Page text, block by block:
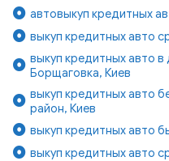
автовыкуп кредитных
выкуп кредитных авто
выкуп кредитных авто
Борщаговка, Киев
выкуп кредитных авто
район, Киев
выкуп кредитных авто
выкуп кредитных авто